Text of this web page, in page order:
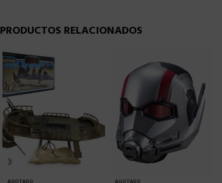
PRODUCTOS RELACIONADOS
AGOTADO AGOTADO